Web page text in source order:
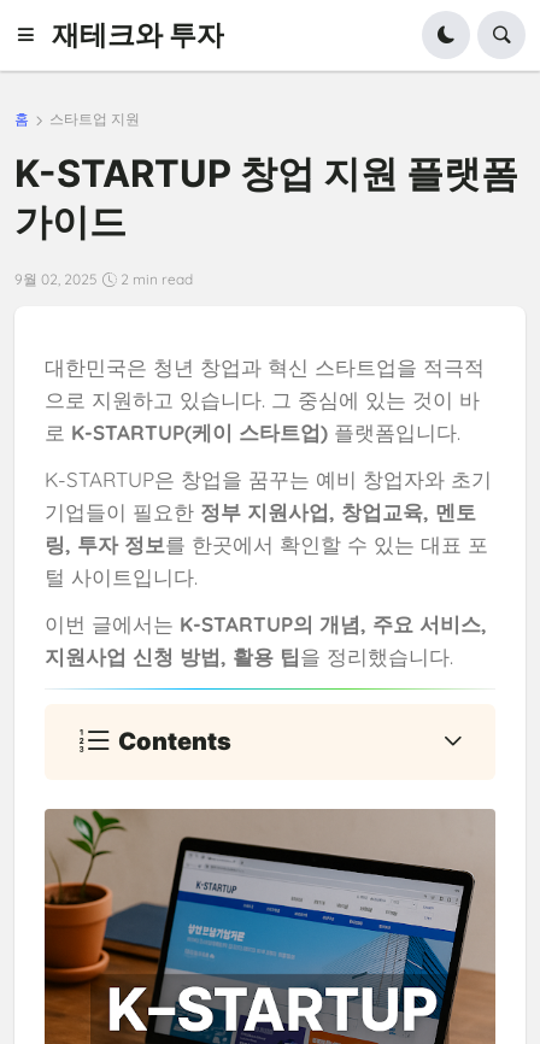
재테크와 투자
홈 스타트업 지원
K-STARTUP 창업 지원 플랫폼
가이드
9월 02, 2025 2 min read
대한민국은 청년 창업과 혁신 스타트업을 적극적
으로 지원하고 있습니다. 그 중심에 있는 것이 바
로 K-STARTUP(케이 스타트업)플랫폼입니다.
K-STARTUP은 창업을 꿈꾸는 예비 창업자와 초기
기업들이 필요한 정부 지원사업, 창업교육, 멘토
링, 투자 정보를 한곳에서 확인할 수 있는 대표 포
털 사이트입니다.
이번 글에서는 K-STARTUP의 개념, 주요 서비스,
지원사업 신청 방법, 활용 팁을 정리했습니다.
Contents